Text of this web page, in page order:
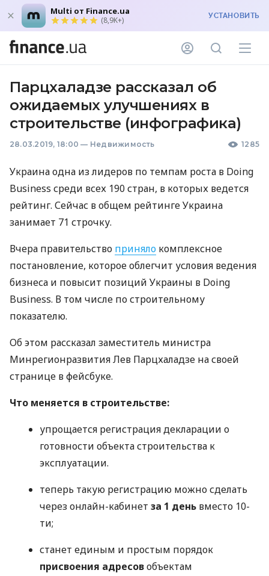
Multi от Finance.ua
(8,9K+) УСТАНОВИТЬ
Парцхаладзе рассказал об
ожидаемых улучшениях в
строительстве (инфографика)
28.03.2019, 18:00 — Недвижимость 1285
Украина одна из лидеров по темпам роста в Doing
Business среди всех 190 стран, в которых ведется
рейтинг. Сейчас в общем рейтинге Украина
занимает 71 строчку.
Вчера правительство приняло комплексное
постановление, которое облегчит условия ведения
бизнеса и повысит позиций Украины в Doing
Business. В том числе по строительному
показателю.
Об этом рассказал заместитель министра
Минрегионразвития Лев Парцхаладзе на своей
странице в фейсбуке.
Что меняется в строительстве:
упрощается регистрация декларации о
готовности объекта строительства к
эксплуатации.
теперь такую регистрацию можно сделать
через онлайн-кабинет за 1 день вместо 10-
ти;
станет единым и простым порядок
присвоения адресовобъектам